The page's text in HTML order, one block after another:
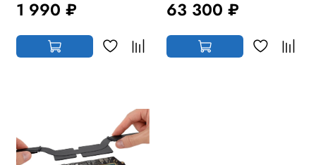
1 990 ₽ 63 300 ₽